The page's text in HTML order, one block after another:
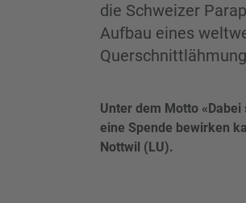
die Schweizer
Aufbau eines
Unter dem Motto
eine Spende bewirken
Nottwil (LU).